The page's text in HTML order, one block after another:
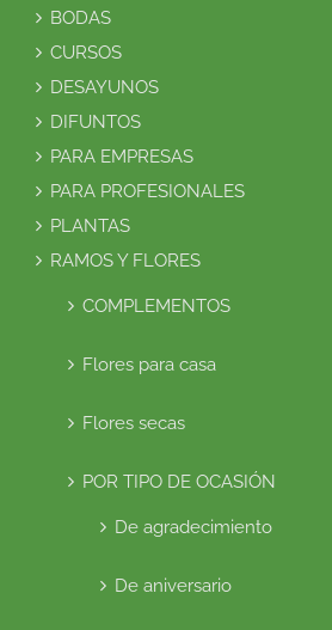
BODAS
CURSOS
DESAYUNOS
DIFUNTOS
PARA EMPRESAS
PARA PROFESIONALES
PLANTAS
RAMOS Y FLORES
COMPLEMENTOS
Flores para casa
Flores secas
POR TIPO DE OCASIÓN
De agradecimiento
De aniversario